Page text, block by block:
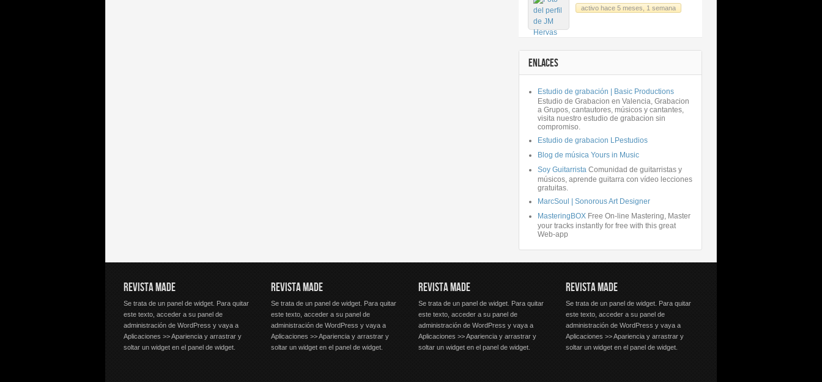
activo hace 5 meses, 1 semana
ENLACES
Estudio de grabación | Basic Productions
Estudio de Grabacion en Valencia, Grabacion
a Grupos, cantautores, músicos y cantantes,
visita nuestro estudio de grabacion sin
compromiso.
Estudio de grabacion LPestudios
Blog de música Yours in Music
Soy Guitarrista Comunidad de guitarristas y
músicos, aprende guitarra con vídeo lecciones
gratuitas.
MarcSoul | Sonorous Art Designer
MasteringBOX Free On-line Mastering, Master
your tracks instantly for free with this great
Web-app
REVISTA MADE
Se trata de un panel de widget. Para quitar
este texto, acceder a su panel de
administración de WordPress y vaya a
Aplicaciones >> Apariencia y arrastrar y
soltar un widget en el panel de widget.
REVISTA MADE
Se trata de un panel de widget. Para quitar
este texto, acceder a su panel de
administración de WordPress y vaya a
Aplicaciones >> Apariencia y arrastrar y
soltar un widget en el panel de widget.
REVISTA MADE
Se trata de un panel de widget. Para quitar
este texto, acceder a su panel de
administración de WordPress y vaya a
Aplicaciones >> Apariencia y arrastrar y
soltar un widget en el panel de widget.
REVISTA MADE
Se trata de un panel de widget. Para quitar
este texto, acceder a su panel de
administración de WordPress y vaya a
Aplicaciones >> Apariencia y arrastrar y
soltar un widget en el panel de widget.